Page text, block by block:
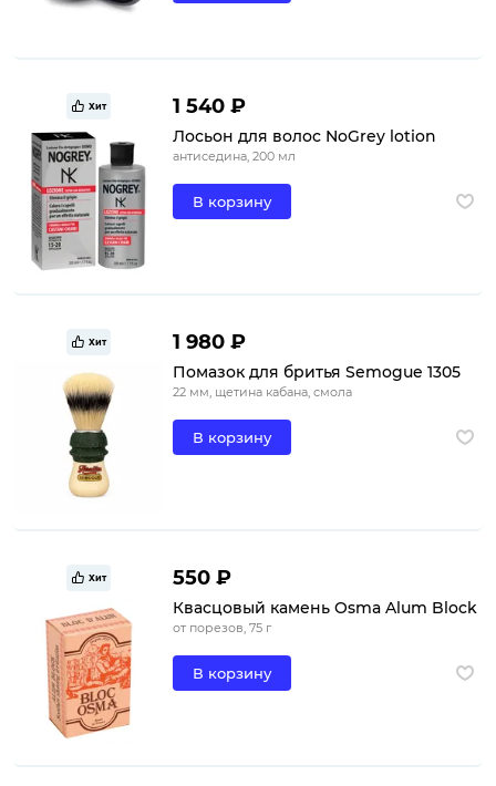
Хит 1 540 ₽
Лосьон для волос NoGrey lotion
антиседина, 200 мл
В корзину
Хит 1 980 ₽
Помазок для бритья Semogue 1305
22 мм, щетина кабана, смола
В корзину
Хит 550 ₽
Квасцовый камень Osma Alum Block
от порезов, 75 г
В корзину